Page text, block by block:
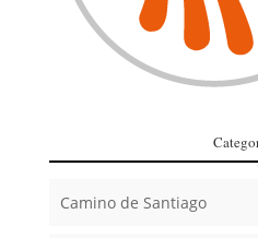
Camino de Santiago